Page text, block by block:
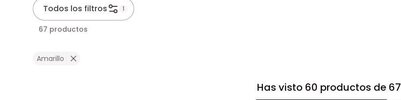
Todos los filtros 1
67 productos
Amarillo
Has visto 60 productos de 67